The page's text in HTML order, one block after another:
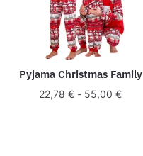
Pyjama Christmas Family
22,78€ - 55,00€